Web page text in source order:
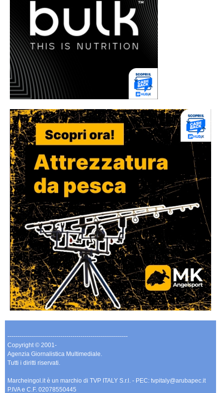
-------------------------------------------------------------
Copyright © 2001-
Agenzia Giornalistica Multimediale.
Tutti i diritti riservati.
Marcheingol.it è un marchio di TVP ITALY S.r.l. - PEC: tvpitaly@arubapec.it
P.IVA e C.F. 02078550445